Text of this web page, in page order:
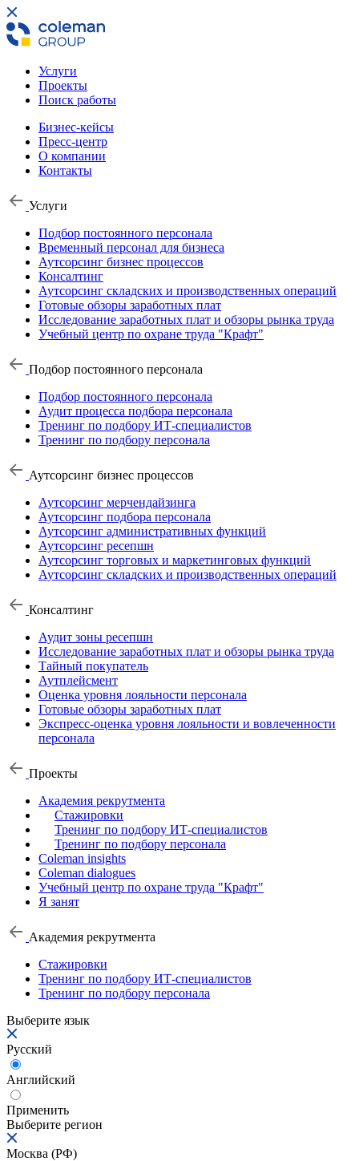
Услуги
Проекты
Поиск работы
Бизнес-кейсы
Пресс-центр
О компании
Контакты
Услуги
Подбор постоянного персонала
Временный персонал для бизнеса
Аутсорсинг бизнес процессов
Консалтинг
Аутсорсинг складских и производственных операций
Готовые обзоры заработных плат
Исследование заработных плат и обзоры рынка труда
Учебный центр по охране труда "Крафт"
Подбор постоянного персонала
Подбор постоянного персонала
Аудит процесса подбора персонала
Тренинг по подбору ИТ-специалистов
Тренинг по подбору персонала
Аутсорсинг бизнес процессов
Аутсорсинг мерчендайзинга
Аутсорсинг подбора персонала
Аутсорсинг административных функций
Аутсорсинг ресепшн
Аутсорсинг торговых и маркетинговых функций
Аутсорсинг складских и производственных операций
Консалтинг
Аудит зоны ресепшн
Исследование заработных плат и обзоры рынка труда
Тайный покупатель
Аутплейсмент
Оценка уровня лояльности персонала
Готовые обзоры заработных плат
Экспресс-оценка уровня лояльности и вовлеченности
персонала
Проекты
Академия рекрутмента
Стажировки
Тренинг по подбору ИТ-специалистов
Тренинг по подбору персонала
Coleman insights
Coleman dialogues
Учебный центр по охране труда "Крафт"
Я занят
Академия рекрутмента
Стажировки
Тренинг по подбору ИТ-специалистов
Тренинг по подбору персонала
Выберите язык
Русский
Английский
Применить
Выберите регион
Москва (РФ)